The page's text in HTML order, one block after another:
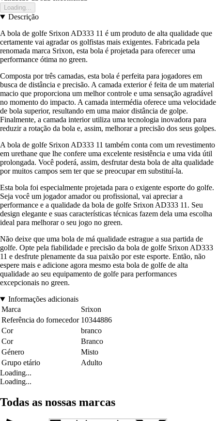
Loading...
Descrição
A bola de golfe Srixon AD333 11 é um produto de alta qualidade que
certamente vai agradar os golfistas mais exigentes. Fabricada pela
renomada marca Srixon, esta bola é projetada para oferecer uma
performance ótima no green.
Composta por três camadas, esta bola é perfeita para jogadores em
busca de distância e precisão. A camada exterior é feita de um material
macio que proporciona um melhor controle e uma sensação agradável
no momento do impacto. A camada intermédia oferece uma velocidade
de bola superior, resultando em uma maior distância de golpe.
Finalmente, a camada interior utiliza uma tecnologia inovadora para
reduzir a rotação da bola e, assim, melhorar a precisão dos seus golpes.
A bola de golfe Srixon AD333 11 também conta com um revestimento
em urethane que lhe confere uma excelente resistência e uma vida útil
prolongada. Você poderá, assim, desfrutar desta bola de alta qualidade
por muitos campos sem ter que se preocupar em substituí-la.
Esta bola foi especialmente projetada para o exigente esporte do golfe.
Seja você um jogador amador ou profissional, vai apreciar a
performance e a qualidade da bola de golfe Srixon AD333 11. Seu
design elegante e suas características técnicas fazem dela uma escolha
ideal para melhorar o seu jogo no green.
Não deixe que uma bola de má qualidade estrague a sua partida de
golfe. Opte pela fiabilidade e precisão da bola de golfe Srixon AD333
11 e desfrute plenamente da sua paixão por este esporte. Então, não
espere mais e adicione agora mesmo esta bola de golfe de alta
qualidade ao seu equipamento de golfe para performances
excepcionais no green.
Informações adicionais
Marca
Srixon
Referência do fornecedor 10344886
Cor
branco
Cor
Branco
Género
Misto
Grupo etário
Adulto
Loading...
Loading...
Todas as nossas marcas